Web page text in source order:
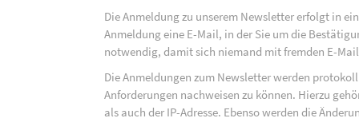
Die Anmeldung zu unserem Newsletter erfolgt in
Anmeldung eine E-Mail, in der Sie um die
notwendig, damit sich niemand mit fremden E-
Die Anmeldungen zum Newsletter werden
Anforderungen nachweisen zu können. Hierzu
als auch der IP-Adresse. Ebenso werden die